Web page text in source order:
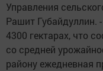
Управления
Рашит Губайдуллин.
4300 гектарах, что
со средней
району ежедневная